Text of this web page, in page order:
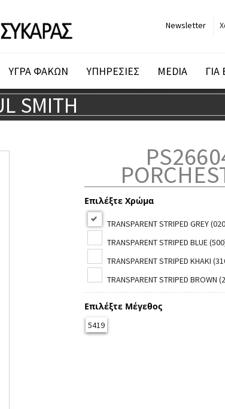
Newsletter
ΥΓΡΑ ΦΑΚΩΝ ΥΠΗΡΕΣΙΕΣ MEDIA ΓΙΑ
Επιλέξτε Χρώμα
TRANSPARENT STRIPED GREY
TRANSPARENT STRIPED BLUE
TRANSPARENT STRIPED KHAKI
TRANSPARENT STRIPED BROWN
Επιλέξτε Μέγεθος
5419